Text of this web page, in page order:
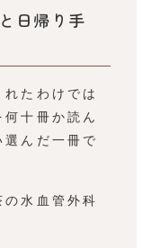
日帰り手
たわけでは
十冊か読ん
んだ一冊で
水血管外科